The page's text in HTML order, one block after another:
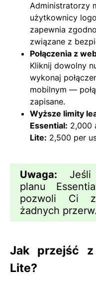
Administratorzy
użytkownicy
zapewnia
związane z
Połączenia z
Kliknij dowolny
wykonaj
mobilnym —
zapisane.
Wyższe limity
Essential: 2,000
Lite: 2,500 per
Uwaga: Jeśli
planu
pozwoli Ci
żadnych przerw.
Jak przejść
Lite?